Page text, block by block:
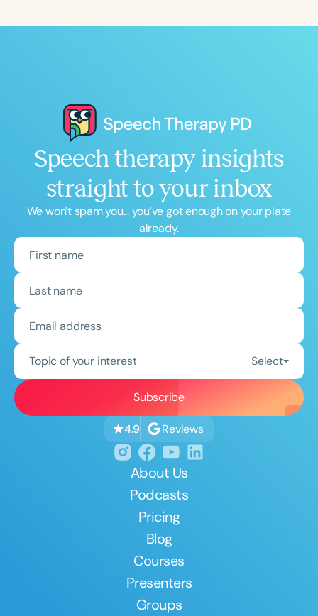
Speech therapy insights
straight to your inbox
We won't spam you... you've got enough on your plate
already.
Topic of your interest Select
4.9 Reviews
About Us
Podcasts
Pricing
Blog
Courses
Presenters
Groups